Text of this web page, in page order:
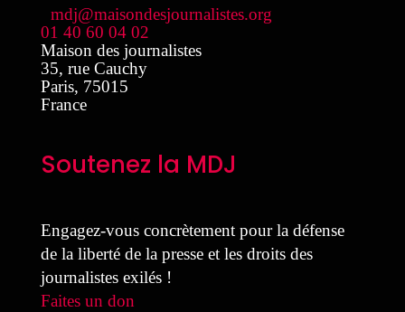
mdj@maisondesjournalistes.org
01 40 60 04 02
Maison des journalistes
35, rue Cauchy
Paris, 75015
France
Soutenez la MDJ
Engagez-vous concrètement pour la défense
de la liberté de la presse et les droits des
journalistes exilés !
Faites un don